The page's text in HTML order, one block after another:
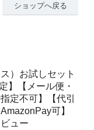
ショップへ戻る
）お試しセット
】【メール便・
定不可】【代引
可】
ュー